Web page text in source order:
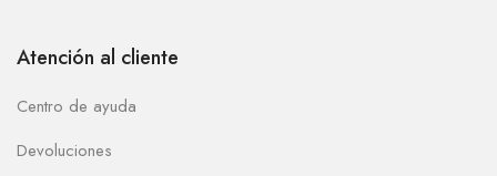
Atención al cliente
Centro de ayuda
Devoluciones